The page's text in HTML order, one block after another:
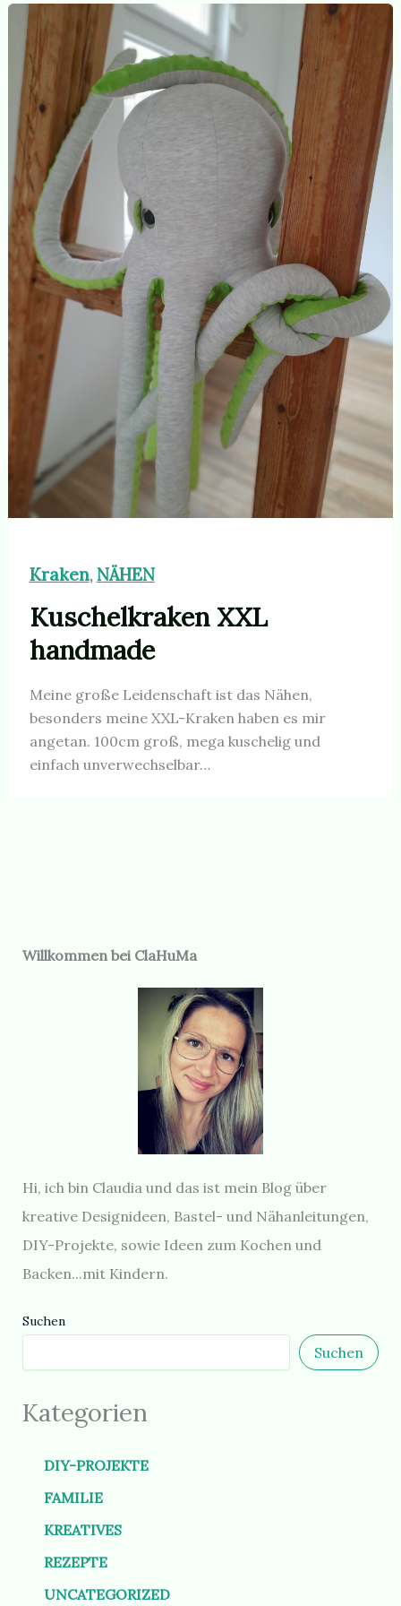
Kraken, NÄHEN
Kuschelkraken XXL
handmade
Meine große Leidenschaft ist das Nähen,
besonders meine XXL-Kraken haben es mir
angetan. 100cm groß, mega kuschelig und
einfach unverwechselbar…
Willkommen bei ClaHuMa
Hi, ich bin Claudia und das ist mein Blog über
kreative Designideen, Bastel- und Nähanleitungen,
DIY-Projekte, sowie Ideen zum Kochen und
Backen...mit Kindern.
Suchen
Suchen
Kategorien
DIY-PROJEKTE
FAMILIE
KREATIVES
REZEPTE
UNCATEGORIZED